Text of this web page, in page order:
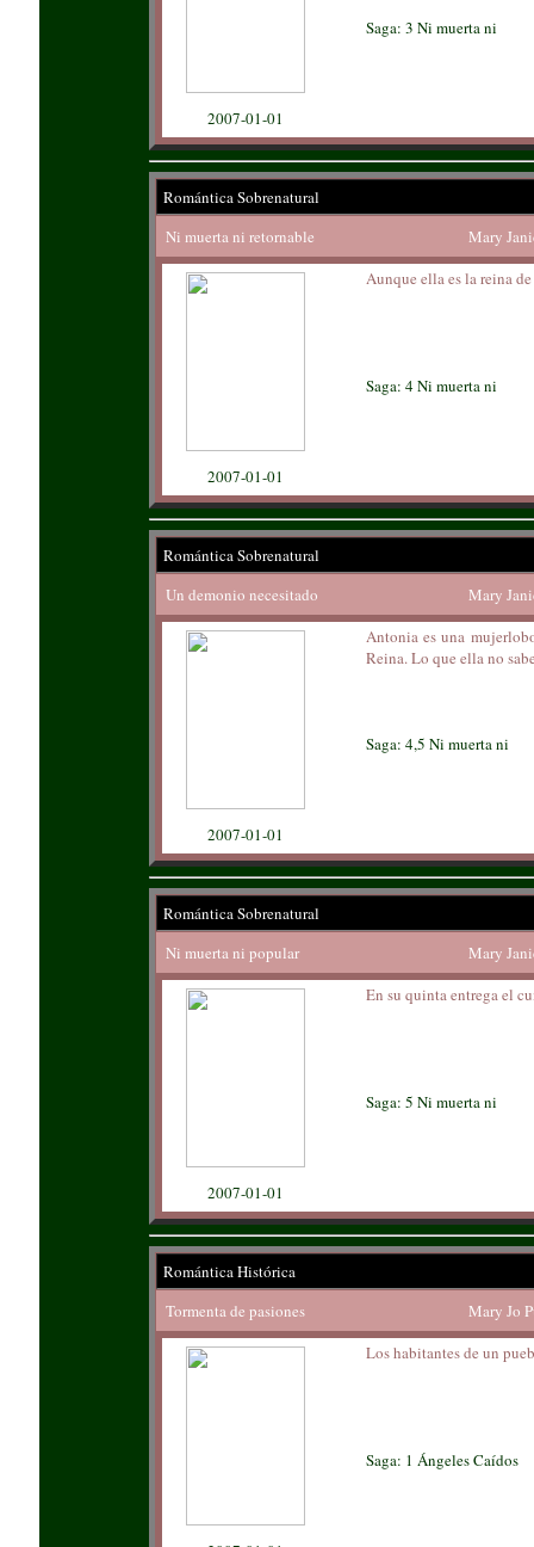
2007-01-01
Saga: 3 Ni muerta ni
Romántica Sobrenatural
Ni muerta ni retornable
Mary
2007-01-01
Aunque ella es la reina
Saga: 4 Ni muerta ni
Romántica Sobrenatural
Un demonio necesitado
Mary
2007-01-01
Antonia es una
Reina. Lo que ella no
Saga: 4,5 Ni muerta ni
Romántica Sobrenatural
Ni muerta ni popular
Mary
2007-01-01
En su quinta entrega el
Saga: 5 Ni muerta ni
Romántica Histórica
Tormenta de pasiones
Mary Jo
Los habitantes de un
Saga: 1 Ángeles Caídos